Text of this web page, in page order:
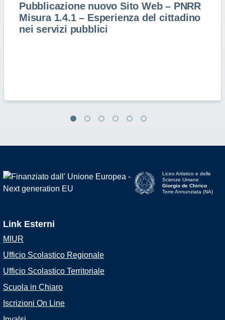
Pubblicazione nuovo Sito Web – PNRR
Misura 1.4.1 – Esperienza del cittadino
nei servizi pubblici
Liceo Artistico e delle
Scienze Umane
Giorgio de Chirico
Torre Annunziata (NA)
Link Esterni
MIUR
Ufficio Scolastico Regionale
Ufficio Scolastico Territoriale
Scuola in Chiaro
Iscrizioni On Line